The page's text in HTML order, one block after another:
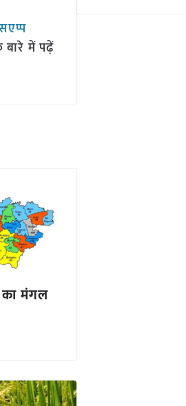
में पढ़ें
का मंगल